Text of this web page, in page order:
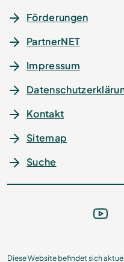
Förderungen
PartnerNET
Impressum
Kontakt
Sitemap
Suche
Diese Website befindet sich